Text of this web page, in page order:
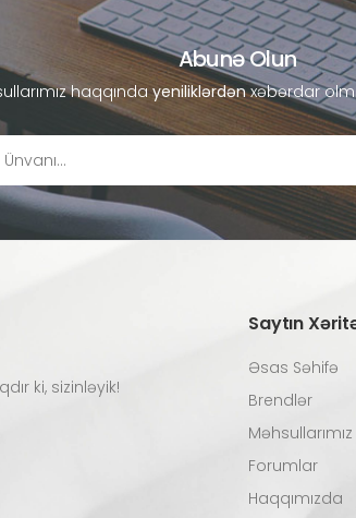
Abunə Olun
haqqındayeniliklərdənxəbərdar
ki, sizinləyik!
Saytın
Əsas Səhifə
Brendlər
Məhsullarımız
Forumlar
Haqqımızda